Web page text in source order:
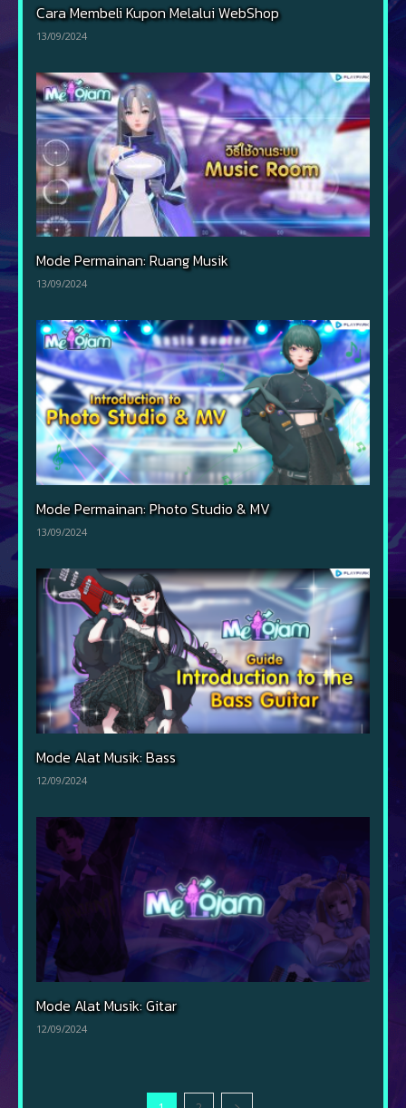
Cara Membeli Kupon Melalui WebShop
13/09/2024
Mode Permainan: Ruang Musik
13/09/2024
Mode Permainan: Photo Studio & MV
13/09/2024
Mode Alat Musik: Bass
12/09/2024
Mode Alat Musik: Gitar
12/09/2024